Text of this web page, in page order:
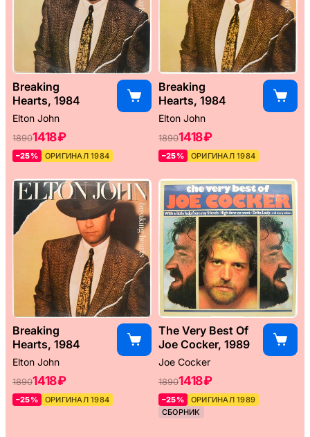
Breaking
Hearts, 1984
Elton John
18901418 ₽
–25% ОРИГИНАЛ 1984
Breaking
Hearts, 1984
Elton John
18901418 ₽
–25% ОРИГИНАЛ 1984
Breaking
Hearts, 1984
Elton John
18901418 ₽
–25% ОРИГИНАЛ 1984
The Very Best Of
Joe Cocker, 1989
Joe Cocker
18901418 ₽
–25%
ОРИГИНАЛ 1989
СБОРНИК